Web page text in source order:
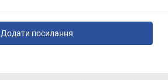
Додати посилання